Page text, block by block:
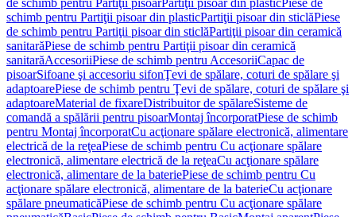
de schimb pentru Partiţii pisoarPartiţii pisoar din plasticPiese de
schimb pentru Partiţii pisoar din plasticPartiţii pisoar din sticlăPiese
de schimb pentru Partiţii pisoar din sticlăPartiţii pisoar din ceramică
sanitarăPiese de schimb pentru Partiţii pisoar din ceramică
sanitarăAccesoriiPiese de schimb pentru AccesoriiCapac de
pisoarSifoane şi accesoriu sifonŢevi de spălare, coturi de spălare şi
adaptoarePiese de schimb pentru Ţevi de spălare, coturi de spălare şi
adaptoareMaterial de fixareDistribuitor de spălareSisteme de
comandă a spălării pentru pisoarMontaj încorporatPiese de schimb
pentru Montaj încorporatCu acţionare spălare electronică, alimentare
electrică de la reţeaPiese de schimb pentru Cu acţionare spălare
electronică, alimentare electrică de la reţeaCu acţionare spălare
electronică, alimentare de la bateriePiese de schimb pentru Cu
acţionare spălare electronică, alimentare de la baterieCu acţionare
spălare pneumaticăPiese de schimb pentru Cu acţionare spălare